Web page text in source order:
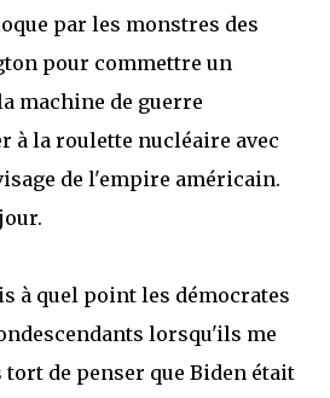
par les monstres des
pour commettre un
machine de guerre
à la roulette nucléaire avec
de l'empire américain.
à quel point les démocrates
lorsqu'ils me
tort de penser que Biden était